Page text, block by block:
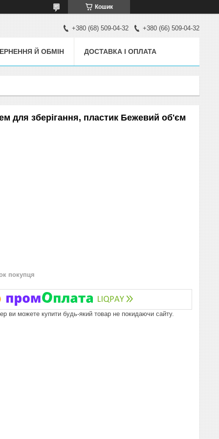
Кошик
+380 (68) 509-04-32 +380 (66) 509-04-32
Й ОБМІН ДОСТАВКА І ОПЛАТА
для зберігання, пластик Бежевий об'єм
покупця
ви можете купити будь-який товар не покидаючи сайту.